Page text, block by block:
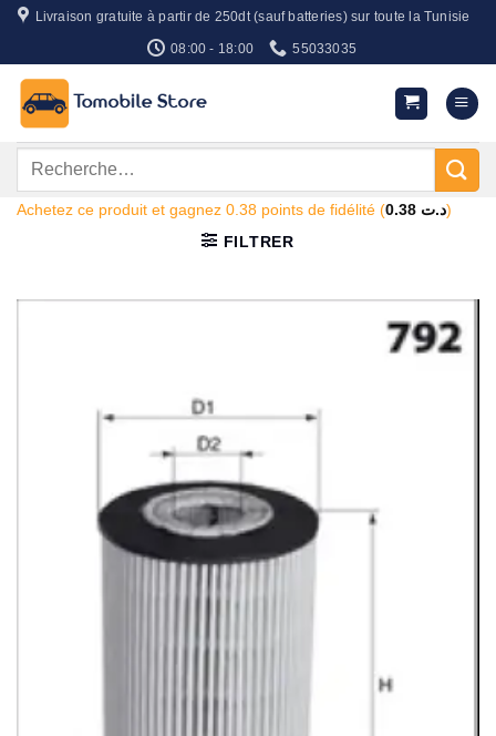
Passer
contenu
Livraison gratuite à partir de 250dt (sauf batteries) sur toute la Tunisie
08:00 - 18:00 55033035
Recherche
Achetez ce produit et gagnez 0.38 points de fidélité (0.38 د.ت)
FILTRER